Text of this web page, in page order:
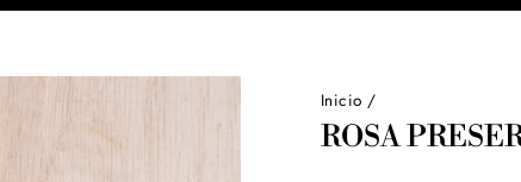
diapositivas
Inicio /
ROSA